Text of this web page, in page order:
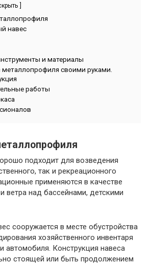
навес
и материалы
металлопрофиля своими руками.
работы
подходит для возведения
так и рекреационного
применяются в качестве
ветра над бассейнами, детскими
сооружается в месте обустройства
хозяйственного инвентаря
автомобиля. Конструкция навеса
стоящей или быть продолжением